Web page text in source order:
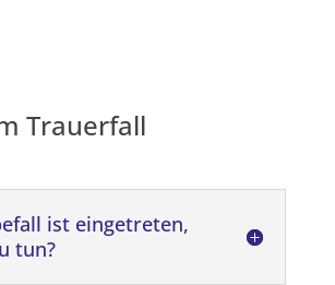
Trauerfall
ist eingetreten,
tun?